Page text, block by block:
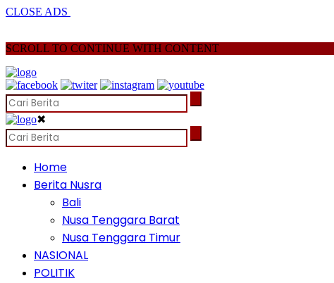
CLOSE ADS
SCROLL TO CONTINUE WITH CONTENT
✖
Home
Berita Nusra
Bali
Nusa Tenggara Barat
Nusa Tenggara Timur
NASIONAL
POLITIK